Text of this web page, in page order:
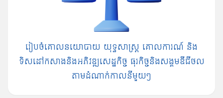
រៀបចំគោលនយោបាយ យុទ្ធសាស្រ្ត គោលការណ៍ និង
ទិសដៅកសាងនិងអភិវឌ្ឍសេដ្ឋកិច្ច ធុរកិច្ចនិងសង្គមឌីជីថល
តាមដំណាក់កាលនីមួយៗ